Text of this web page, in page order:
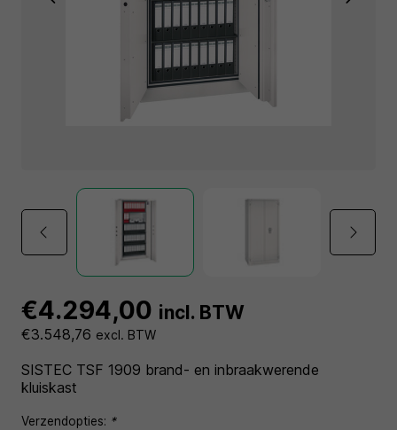
€4.294,00 incl. BTW
€3.548,76 excl. BTW
SISTEC TSF 1909 brand- en inbraakwerende
kluiskast
Verzendopties: *